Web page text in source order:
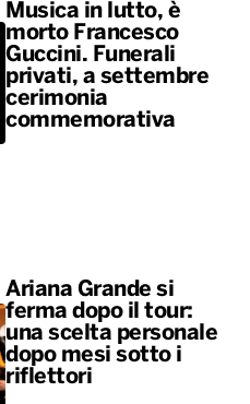
Musica in lutto, è
morto Francesco
Guccini. Funerali
privati, a settembre
cerimonia
commemorativa
Ariana Grande si
ferma dopo il tour:
una scelta personale
dopo mesi sotto i
riflettori